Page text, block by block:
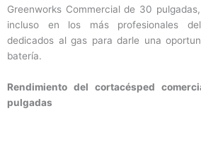
Greenworks Commercial de 30
incluso en los más profesionales
dedicados al gas para darle una
batería.
Rendimiento del cortacésped
pulgadas